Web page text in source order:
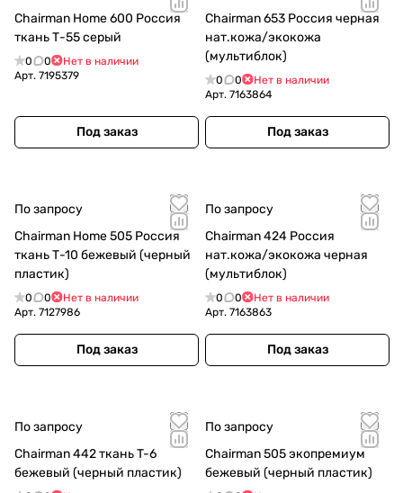
Chairman Home 600 Россия
ткань Т-55 серый
0 0
Нет в наличии
Арт. 7195379
Под заказ
Chairman 653 Россия черная
нат.кожа/экокожа
(мультиблок)
0 0
Нет в наличии
Арт. 7163864
Под заказ
По запросу
Chairman Home 505 Россия
ткань Т-10 бежевый (черный
пластик)
0 0
Нет в наличии
Арт. 7127986
Под заказ
По запросу
Chairman 424 Россия
нат.кожа/экокожа черная
(мультиблок)
0 0
Нет в наличии
Арт. 7163863
Под заказ
По запросу
Chairman 442 ткань T-6
бежевый (черный пластик)
По запросу
Chairman 505 экопремиум
бежевый (черный пластик)